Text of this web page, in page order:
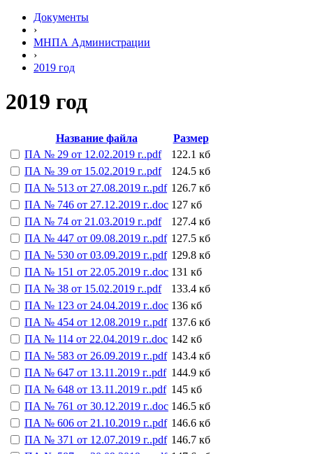
Документы
›
МНПА Администрации
›
2019 год
2019 год
Название файла
Размер
ПА № 29 от 12.02.2019 г..pdf
122.1 кб
ПА № 39 от 15.02.2019 г..pdf
124.5 кб
ПА № 513 от 27.08.2019 г..pdf 126.7 кб
ПА № 746 от 27.12.2019 г..doc 127 кб
ПА № 74 от 21.03.2019 г..pdf
127.4 кб
ПА № 447 от 09.08.2019 г..pdf 127.5 кб
ПА № 530 от 03.09.2019 г..pdf 129.8 кб
ПА № 151 от 22.05.2019 г..doc 131 кб
ПА № 38 от 15.02.2019 г..pdf
133.4 кб
ПА № 123 от 24.04.2019 г..doc 136 кб
ПА № 454 от 12.08.2019 г..pdf 137.6 кб
ПА № 114 от 22.04.2019 г..doc 142 кб
ПА № 583 от 26.09.2019 г..pdf 143.4 кб
ПА № 647 от 13.11.2019 г..pdf 144.9 кб
ПА № 648 от 13.11.2019 г..pdf 145 кб
ПА № 761 от 30.12.2019 г..doc 146.5 кб
ПА № 606 от 21.10.2019 г..pdf 146.6 кб
ПА № 371 от 12.07.2019 г..pdf 146.7 кб